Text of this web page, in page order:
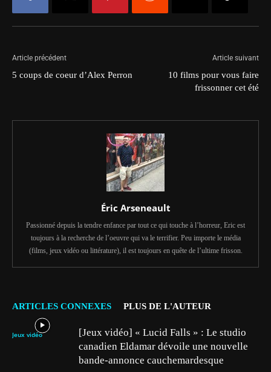
Article précédent
5 coups de coeur d’Alex Perron
Article suivant
10 films pour vous faire
frissonner cet été
Éric Arseneault
Passionné depuis la tendre enfance par tout ce qui touche à l’horreur, Eric est
toujours à la recherche de l’oeuvre qui va le terrifier. Peu importe le média
(films, jeux vidéo ou littérature), il est toujours en quête de l’ultime frisson.
ARTICLES CONNEXES PLUS DE L'AUTEUR
Jeux vidéo
[Jeux vidéo] « Lucid Falls » : Le studio
canadien Eldamar dévoile une nouvelle
bande-annonce cauchemardesque